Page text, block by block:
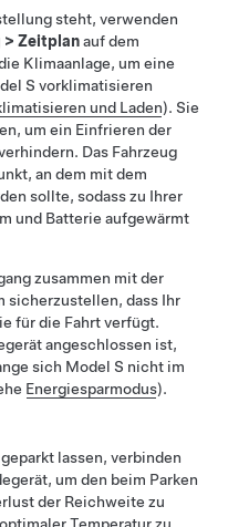
steht, verwenden
> Zeitplanauf dem
Klimaanlage, um eine
S vorklimatisieren
und Laden). Sie
um ein Einfrieren der
Das Fahrzeug
an dem mit dem
sollte, sodass zu Ihrer
und Batterie aufgewärmt
zusammen mit der
sicherzustellen, dass Ihr
für die Fahrt verfügt.
angeschlossen ist,
sich Model S nicht im
Energiesparmodus).
lassen, verbinden
um den beim Parken
der Reichweite zu
Temperatur zu